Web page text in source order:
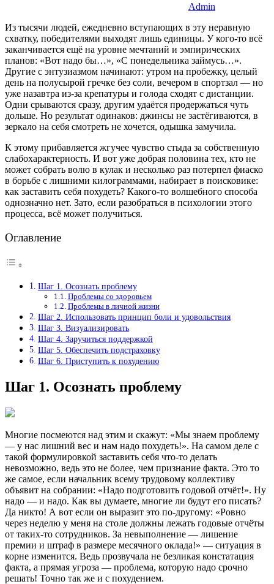
Admin
Из тысячи людей, ежедневно вступающих в эту неравную
схватку, победителями выходят лишь единицы. У кого-то всё
заканчивается ещё на уровне мечтаний и эмпирических
планов: «Вот надо бы…», «С понедельника займусь…».
Другие с энтузиазмом начинают: утром на пробежку, целый
день на полусырой гречке без соли, вечером в спортзал — но
уже назавтра из-за крепатуры и голода сходят с дистанции.
Одни срываются сразу, другим удаётся продержаться чуть
дольше. Но результат одинаков: джинсы не застёгиваются, в
зеркало на себя смотреть не хочется, одышка замучила.
К этому прибавляется жгучее чувство стыда за собственную
слабохарактерность. И вот уже добрая половина тех, кто не
может собрать волю в кулак и несколько раз потерпел фиаско
в борьбе с лишними килограммами, набирает в поисковике:
как заставить себя похудеть? Какого-то волшебного способа
однозначно нет. Зато, если разобраться в психологии этого
процесса, всё может получиться.
Оглавление
Шаг 1. Осознать проблему
Проблемы со здоровьем
Проблемы в личной жизни
Шаг 2. Использовать принцип боли и удовольствия
Шаг 3. Визуализировать
Шаг 4. Заручиться поддержкой
Шаг 5. Обеспечить подстраховку
Шаг 6. Приступить к похудению
Шаг 1. Осознать проблему
Многие посмеются над этим и скажут: «Мы знаем проблему
— у нас лишний вес и нам надо похудеть!». На самом деле с
такой формулировкой заставить себя что-то делать
невозможно, ведь это не более, чем признание факта. Это то
же самое, если начальник всему трудовому коллективу
объявит на собрании: «Надо подготовить годовой отчёт!». Ну
надо — и надо. Как вы думаете, многие ли будут его писать?
Да никто! А вот если он выразит это по-другому: «Ровно
через неделю у меня на столе должны лежать годовые отчёты
от таких-то сотрудников. За невыполнение — лишение
премии и штраф в размере месячного оклада!» — ситуация в
корне изменится. Ведь прозвучала не безликая констатация
факта, а прямая угроза — проблема, которую надо срочно
решать! Точно так же и с похудением.